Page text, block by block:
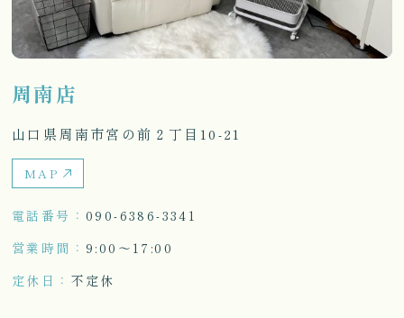
周南店
山口県周南市宮の前２丁目10-21
MAP
電話番号
090-6386-3341
営業時間
9:00〜17:00
定休日
不定休